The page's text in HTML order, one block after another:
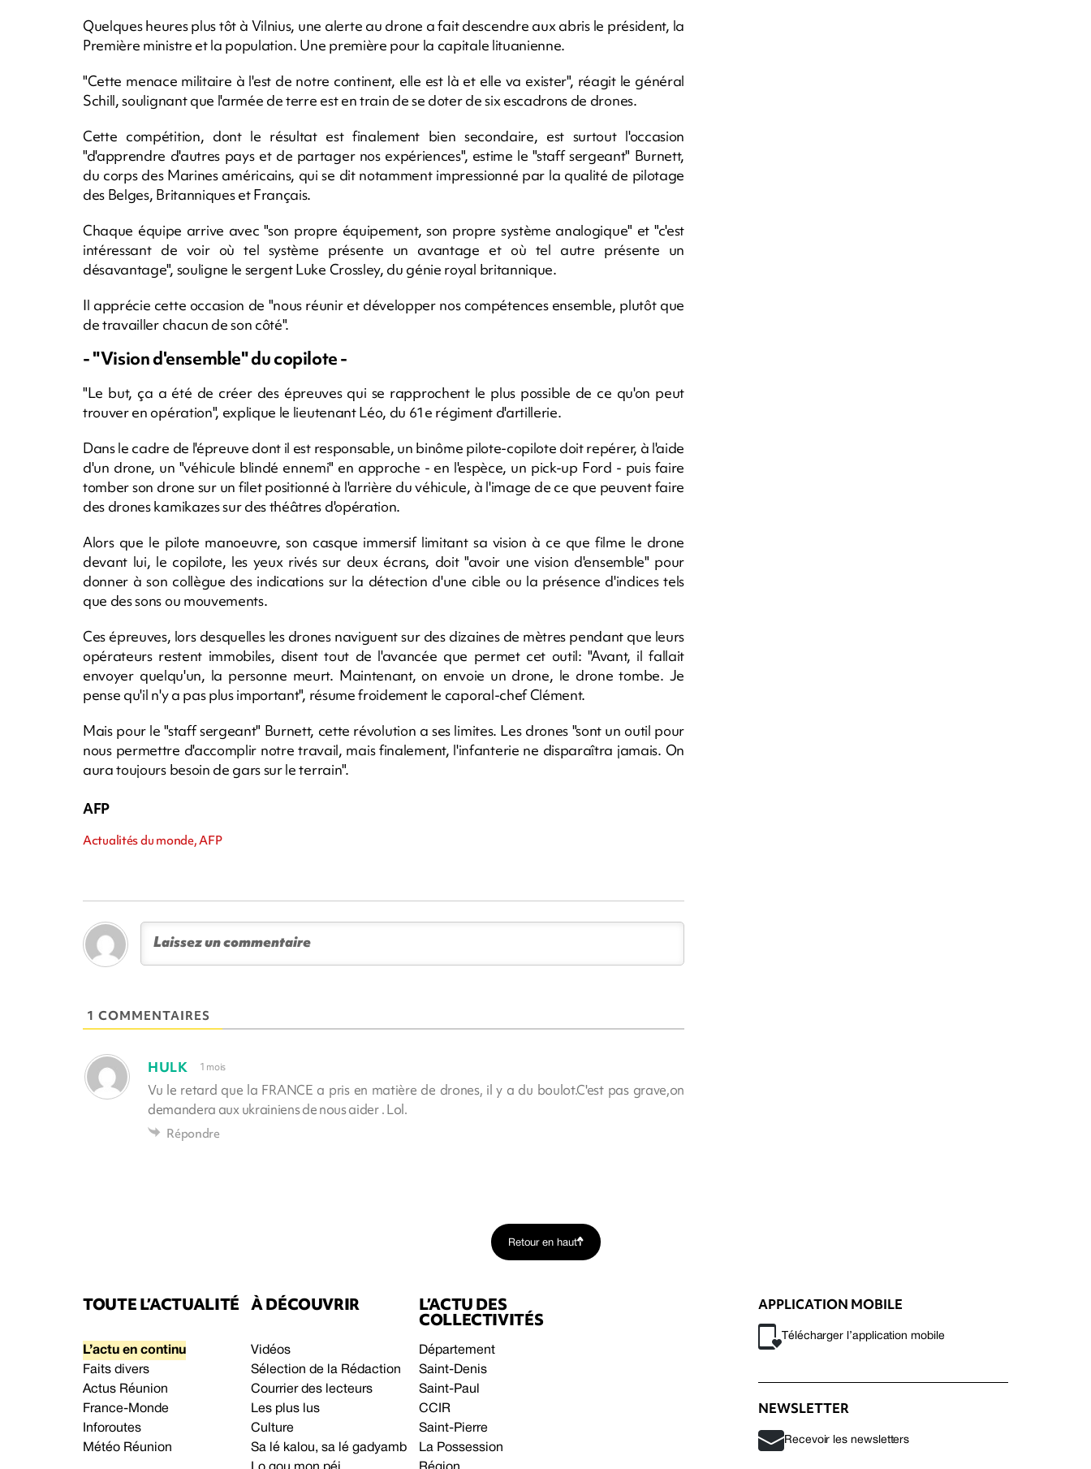
Quelques heures plus tôt à Vilnius, une alerte au drone a fait descendre aux abris le président, la
Première ministre et la population. Une première pour la capitale lituanienne.
"Cette menace militaire à l'est de notre continent, elle est là et elle va exister", réagit le général
Schill, soulignant que l'armée de terre est en train de se doter de six escadrons de drones.
Cette compétition, dont le résultat est finalement bien secondaire, est surtout l'occasion
"d'apprendre d'autres pays et de partager nos expériences", estime le "staff sergeant" Burnett,
du corps des Marines américains, qui se dit notamment impressionné par la qualité de pilotage
des Belges, Britanniques et Français.
Chaque équipe arrive avec "son propre équipement, son propre système analogique" et "c'est
intéressant de voir où tel système présente un avantage et où tel autre présente un
désavantage", souligne le sergent Luke Crossley, du génie royal britannique.
Il apprécie cette occasion de "nous réunir et développer nos compétences ensemble, plutôt que
de travailler chacun de son côté".
- "Vision d'ensemble" du copilote -
"Le but, ça a été de créer des épreuves qui se rapprochent le plus possible de ce qu'on peut
trouver en opération", explique le lieutenant Léo, du 61e régiment d'artillerie.
Dans le cadre de l'épreuve dont il est responsable, un binôme pilote-copilote doit repérer, à l'aide
d'un drone, un "véhicule blindé ennemi" en approche - en l'espèce, un pick-up Ford - puis faire
tomber son drone sur un filet positionné à l'arrière du véhicule, à l'image de ce que peuvent faire
des drones kamikazes sur des théâtres d'opération.
Alors que le pilote manoeuvre, son casque immersif limitant sa vision à ce que filme le drone
devant lui, le copilote, les yeux rivés sur deux écrans, doit "avoir une vision d'ensemble" pour
donner à son collègue des indications sur la détection d'une cible ou la présence d'indices tels
que des sons ou mouvements.
Ces épreuves, lors desquelles les drones naviguent sur des dizaines de mètres pendant que leurs
opérateurs restent immobiles, disent tout de l'avancée que permet cet outil: "Avant, il fallait
envoyer quelqu'un, la personne meurt. Maintenant, on envoie un drone, le drone tombe. Je
pense qu'il n'y a pas plus important", résume froidement le caporal-chef Clément.
Mais pour le "staff sergeant" Burnett, cette révolution a ses limites. Les drones "sont un outil pour
nous permettre d'accomplir notre travail, mais finalement, l'infanterie ne disparaîtra jamais. On
aura toujours besoin de gars sur le terrain".
AFP
Actualités du monde, AFP
1 COMMENTAIRES
HULK 1 mois
Vu le retard que la FRANCE a pris en matière de drones, il y a du boulot.C'est pas grave,on
demandera aux ukrainiens de nous aider . Lol.
Répondre
Retour en haut
TOUTE L’ACTUALITÉ
L’actu en continu
Faits divers
Actus Réunion
France-Monde
Inforoutes
Météo Réunion
À DÉCOUVRIR
Vidéos
Sélection de la Rédaction
Courrier des lecteurs
Les plus lus
Culture
Sa lé kalou, sa lé gadyamb
L’ACTU DES
COLLECTIVITÉS
Département
Saint-Denis
Saint-Paul
CCIR
Saint-Pierre
La Possession
APPLICATION MOBILE
Télécharger l’application mobile
NEWSLETTER
Recevoir les newsletters